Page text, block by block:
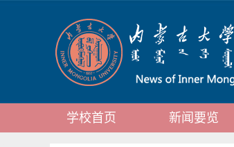
学校首页 新闻要览